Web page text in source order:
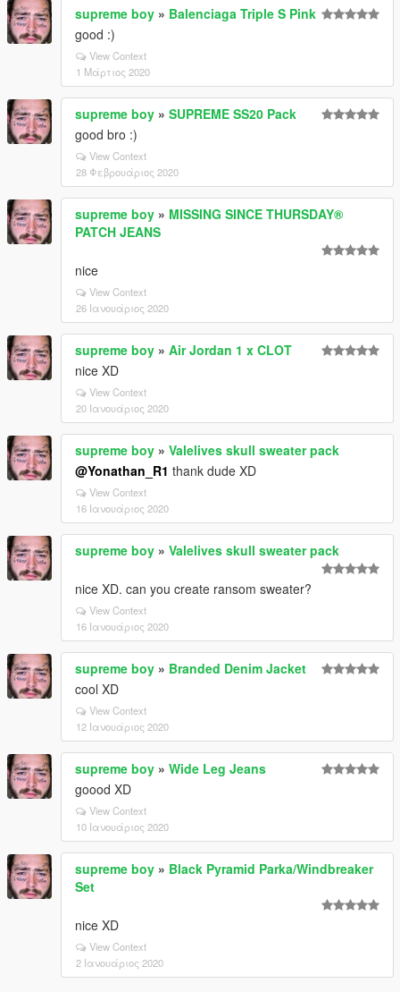
supreme boy » Balenciaga Triple S Pink
good :)
View Context
1 Μάρτιος 2020
supreme boy » SUPREME SS20 Pack
good bro :)
View Context
28 Φεβρουάριος 2020
supreme boy » MISSING SINCE THURSDAY®
PATCH JEANS
nice
View Context
26 Ιανουάριος 2020
supreme boy » Air Jordan 1 x CLOT
nice XD
View Context
20 Ιανουάριος 2020
supreme boy » Valelives skull sweater pack
@Yonathan_R1 thank dude XD
View Context
16 Ιανουάριος 2020
supreme boy » Valelives skull sweater pack
nice XD. can you create ransom sweater?
View Context
16 Ιανουάριος 2020
supreme boy » Branded Denim Jacket
cool XD
View Context
12 Ιανουάριος 2020
supreme boy » Wide Leg Jeans
goood XD
View Context
10 Ιανουάριος 2020
supreme boy » Black Pyramid Parka/Windbreaker
Set
nice XD
View Context
2 Ιανουάριος 2020